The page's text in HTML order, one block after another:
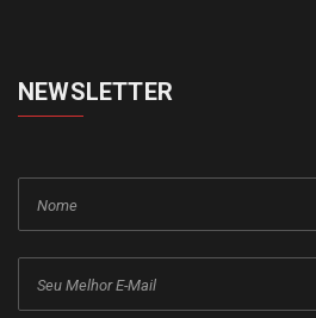
NEWSLETTER